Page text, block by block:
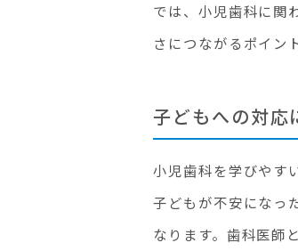
では、小児歯科に関
さにつながるポイン
子どもへの対応
小児歯科を学びやす
子どもが不安になっ
なります。歯科医師